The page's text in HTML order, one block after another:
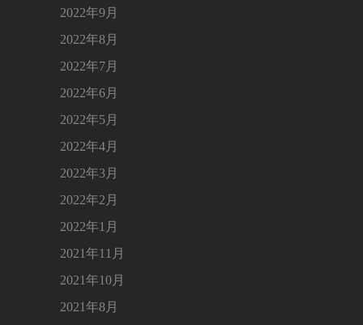
2022年9月
2022年8月
2022年7月
2022年6月
2022年5月
2022年4月
2022年3月
2022年2月
2022年1月
2021年11月
2021年10月
2021年8月